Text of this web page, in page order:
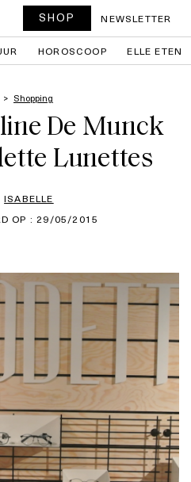
SHOP NEWSLETTER
HOROSCOOP ELLE ETEN
Shopping
De Munck
Lunettes
ISABELLE
OP : 29/05/2015